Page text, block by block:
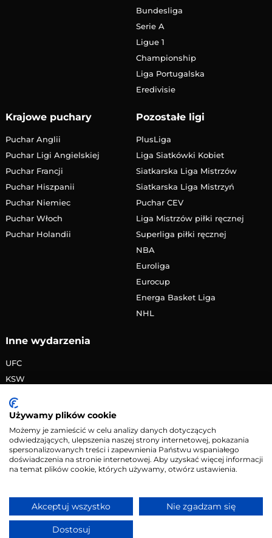
Bundesliga
Serie A
Ligue 1
Championship
Liga Portugalska
Eredivisie
Krajowe puchary
Puchar Anglii
Puchar Ligi Angielskiej
Puchar Francji
Puchar Hiszpanii
Puchar Niemiec
Puchar Włoch
Puchar Holandii
Pozostałe ligi
PlusLiga
Liga Siatkówki Kobiet
Siatkarska Liga Mistrzów
Siatkarska Liga Mistrzyń
Puchar CEV
Liga Mistrzów piłki ręcznej
Superliga piłki ręcznej
NBA
Euroliga
Eurocup
Energa Basket Liga
NHL
Inne wydarzenia
UFC
KSW
PRIME MMA
Żużlowa Ekstraliga
Speedway Grand Prix
Skoki narciarskie
Kontakt•Reklama• Polityka prywatności
Serwis wyłącznie dla osób powyżej 18 lat. Hazard może
Używamy plików cookie
Możemy je zamieścić w celu analizy danych dotyczących
odwiedzających, ulepszenia naszej strony internetowej, pokazania
spersonalizowanych treści i zapewnienia Państwu wspaniałego
doświadczenia na stronie internetowej. Aby uzyskać więcej informacji
na temat plików cookie, których używamy, otwórz ustawienia.
Akceptuj wszystko Nie zgadzam się
Dostosuj